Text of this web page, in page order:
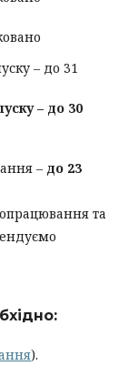
– до 31
– до 30
– до 23
та
).